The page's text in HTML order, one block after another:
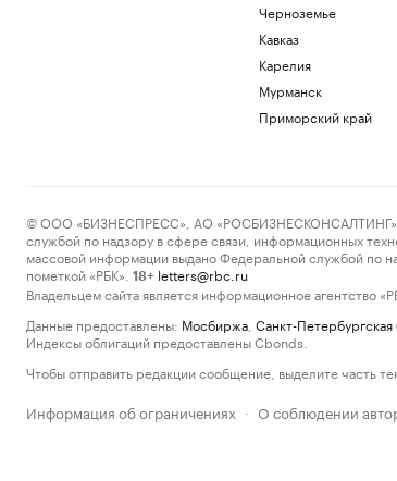
Черноземье
Кавказ
Карелия
Мурманск
Приморский край
© ООО «БИЗНЕСПРЕСС», АО «РОСБИЗНЕСКОНСАЛТИНГ»,
службой по надзору в сфере связи, информационных
массовой информации выдано Федеральной службой по
пометкой «РБК».
18+ letters@rbc.ru
Владельцем сайта является информационное агентство
Данные предоставлены: Мосбиржа Санкт-
Индексы облигаций предоставлены Cbonds.
Чтобы отправить редакции сообщение, выделите часть
Информация об ограничениях · О соблюдении